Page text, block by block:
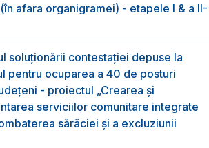
afara organigramei) - etapele I & a II-
soluționării contestației depuse la
pentru ocuparea a 40 de posturi
- proiectul „Crearea și
serviciilor comunitare integrate
sărăciei și a excluziunii